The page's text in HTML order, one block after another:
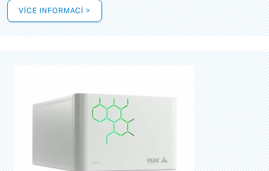
VÍCE INFORMACÍ >